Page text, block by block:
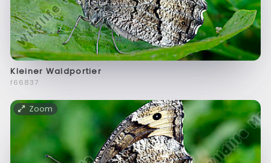
Kleiner Waldportier
f66837
Zoom